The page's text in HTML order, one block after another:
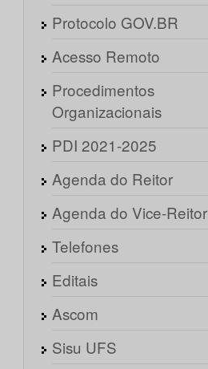
Protocolo GOV.BR
Acesso Remoto
Procedimentos
Organizacionais
PDI 2021-2025
Agenda do Reitor
Agenda do Vice-Reitor
Telefones
Editais
Ascom
Sisu UFS